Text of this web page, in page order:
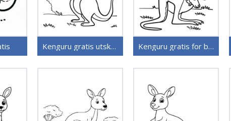
Kenguru gratis utskrivbar Kenguru gratis for barn